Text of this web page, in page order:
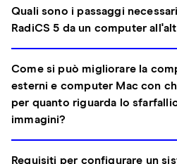
Quali sono i passaggi
RadiCS 5 da un computer
Come si può migliorare la
esterni e computer Mac con
per quanto riguarda lo
immagini?
Requisiti per configurare un